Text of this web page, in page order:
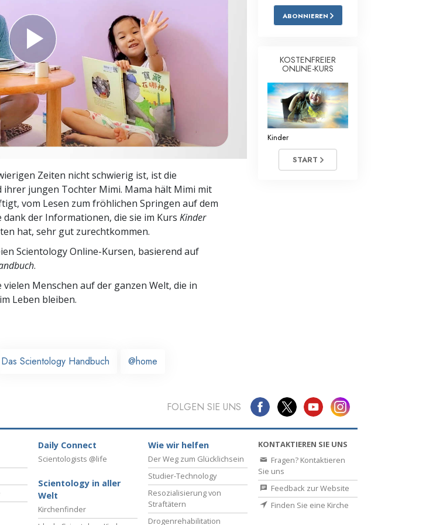
Antworten auf das Drogenproblem
Werkzeuge für den Arbeitsplatz
Ethik und die Zustände
Die Ursache von Unterdrückung
Ermittlungen
Grundlagen des Organisierens
Zeiten nicht schwierig ist, ist die
ihrer jungen Tochter Mimi. Mama hält Mimi mit
vom Lesen zum fröhlichen Springen auf dem
dank der Informationen, die sie im Kurs Kinder
hat, sehr gut zurechtkommen.
Scientology Online-Kursen, basierend auf
.
Menschen auf der ganzen Welt, die in
Leben bleiben.
Das Scientology Handbuch @home
ABONNIEREN
KOSTENFREIER
ONLINE-KURS
Kinder
START
FOLGEN SIE UNS
Daily Connect
Scientologists @life
Scientology in aller
Welt
Kirchenfinder
Wie wir helfen
Der Weg zum Glücklichsein
Studier-Technology
Resozialisierung von
Straftätern
Drogenrehabilitation
KONTAKTIEREN SIE UNS
Fragen? Kontaktieren
Sie uns
Feedback zur Website
Finden Sie eine Kirche